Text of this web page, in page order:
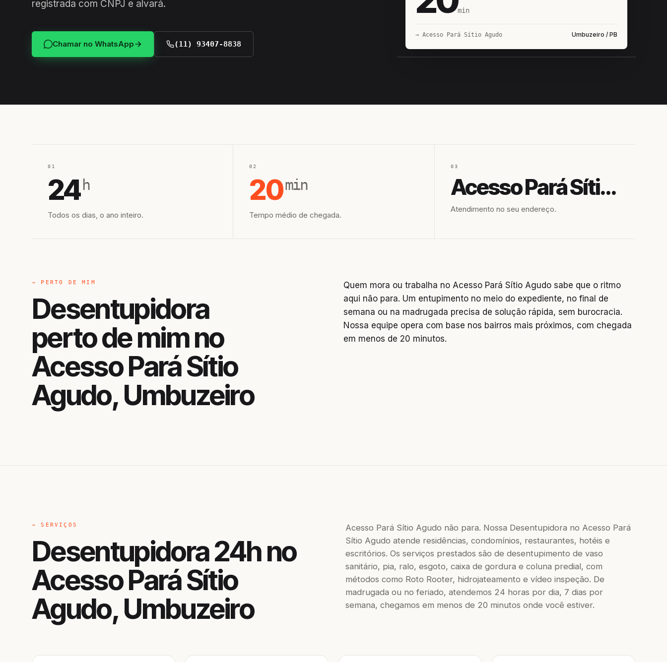
registrada com CNPJ e alvará.
Chamar no WhatsApp (11) 93407-8838
min
→ Acesso Pará Sítio Agudo Umbuzeiro / PB
01
24 h
Todos os dias, o ano inteiro.
02
20min
Tempo médio de chegada.
03
Acesso Pará Sítio Agudo
Atendimento no seu endereço.
→ PERTO DE MIM
Desentupidora
perto de mim no
Acesso Pará Sítio
Agudo, Umbuzeiro
Quem mora ou trabalha no Acesso Pará Sítio Agudo sabe que o ritmo
aqui não para. Um entupimento no meio do expediente, no final de
semana ou na madrugada precisa de solução rápida, sem burocracia.
Nossa equipe opera com base nos bairros mais próximos, com chegada
em menos de 20 minutos.
→ SERVIÇOS
Desentupidora 24h no
Acesso Pará Sítio
Agudo, Umbuzeiro
Acesso Pará Sítio Agudo não para. Nossa Desentupidora no Acesso Pará
Sítio Agudo atende residências, condomínios, restaurantes, hotéis e
escritórios. Os serviços prestados são de desentupimento de vaso
sanitário, pia, ralo, esgoto, caixa de gordura e coluna predial, com
métodos como Roto Rooter, hidrojateamento e vídeo inspeção. De
madrugada ou no feriado, atendemos 24 horas por dia, 7 dias por
semana, chegamos em menos de 20 minutos onde você estiver.